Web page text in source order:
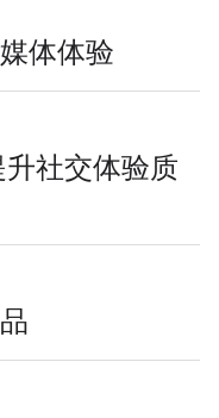
体体验
社交体验质